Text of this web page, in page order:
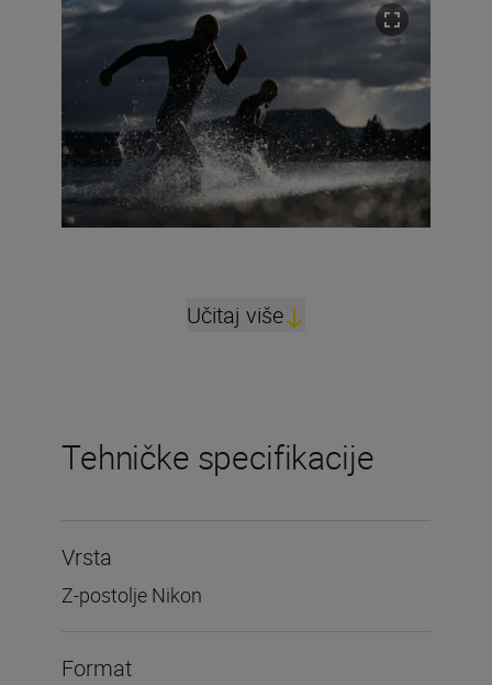
Učitaj više
Tehničke specifikacije
Vrsta
Z-postolje Nikon
Format